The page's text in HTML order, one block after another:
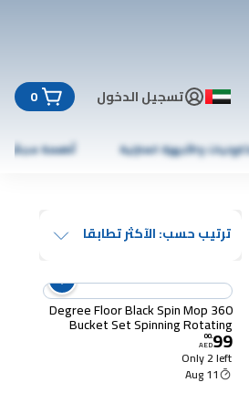
تسجيل الدخول 0
والأجهزة المنزلية أطعمة مجمّدة
ترتيب حسب: الآكثر تطابقا
360 Degree Floor Black Spin Mop
Bucket Set Spinning Rotating
With Stainless steel Hnadle and 1
Cleaning Dry Heads, Color May
Vary
99
.
00
AED
Only 2 left
11 Aug